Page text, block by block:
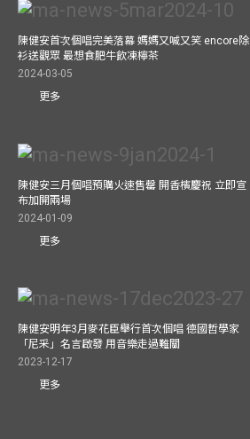
陳健安首次個唱完美落幕 媽媽又喊又笑 encore除
衫送觀眾 最想食肥牛飲凍檸茶
2024-03-05
更多
陳健安三月個唱預購火速售罄 開香檳慶祝 立即宣
布加開兩場
2024-01-09
更多
陳健安明年3月麥花臣舉行首次個唱 德國哲學家
「尼采」名言啟發 用音樂走過難關
2023-12-17
更多